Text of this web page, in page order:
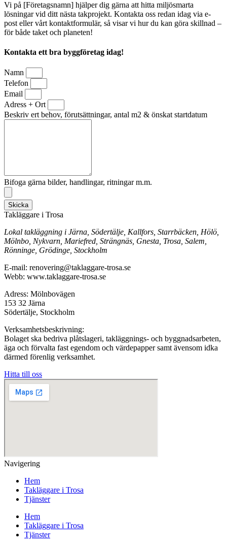
Vi på [Företagsnamn] hjälper dig gärna att hitta miljösmarta
lösningar vid ditt nästa takprojekt. Kontakta oss redan idag via e-
post eller vårt kontaktformulär, så visar vi hur du kan göra skillnad –
för både taket och planeten!
Kontakta ett bra byggföretag idag!
Namn
Telefon
Email
Adress + Ort
Beskriv ert behov, förutsättningar, antal m2 & önskat startdatum
Bifoga gärna bilder, handlingar, ritningar m.m.
Skicka
Takläggare i Trosa
Lokal takläggning i Järna, Södertälje, Kallfors, Starrbäcken, Hölö,
Mölnbo, Nykvarn, Mariefred, Strängnäs, Gnesta, Trosa, Salem,
Rönninge, Grödinge, Stockholm
E-mail: renovering@taklaggare-trosa.se
Webb: www.taklaggare-trosa.se
Adress: Mölnbovägen
153 32 Järna
Södertälje, Stockholm
Verksamhetsbeskrivning:
Bolaget ska bedriva plåtslageri, takläggnings- och byggnadsarbeten,
äga och förvalta fast egendom och värdepapper samt ävensom idka
därmed förenlig verksamhet.
Hitta till oss
Navigering
Hem
Takläggare i Trosa
Tjänster
Hem
Takläggare i Trosa
Tjänster